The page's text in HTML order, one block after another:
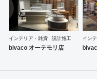
インテリア・雑貨 設計施工
bivaco オーテモリ店
イン